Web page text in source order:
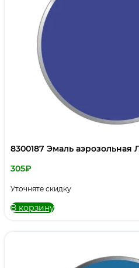
8300187 Эмаль аэрозольная
305₽
Уточняте скидку
В корзину